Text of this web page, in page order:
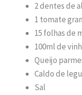
2 dentes de
1 tomate
15 folhas de
100ml de
Queijo
Caldo de
Sal